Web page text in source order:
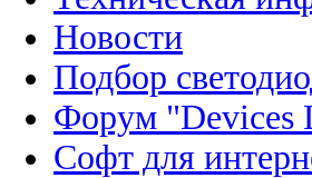
Новости
Подбор
Форум "Devices
Софт для